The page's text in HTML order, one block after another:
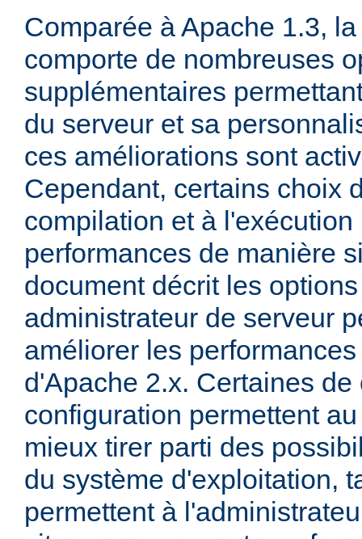
Comparée à Apache 1.3,
comporte de nombreuses
supplémentaires
du serveur et sa
ces améliorations sont
Cependant, certains choix
compilation et à
performances de manière
document décrit les
administrateur de serveur
améliorer les
d'Apache 2.x. Certaines
configuration permettent
mieux tirer parti des
du système d'exploitation,
permettent à